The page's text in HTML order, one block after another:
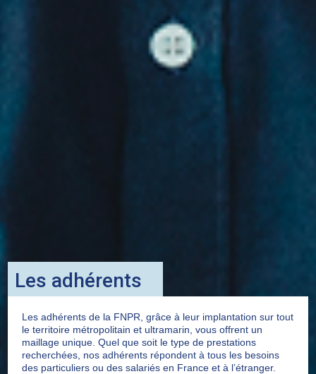
Les adhérents
Les adhérents de la FNPR, grâce à leur implantation sur tout
le territoire métropolitain et ultramarin, vous offrent un
maillage unique. Quel que soit le type de prestations
recherchées, nos adhérents répondent à tous les besoins
des particuliers ou des salariés en France et à l’étranger.